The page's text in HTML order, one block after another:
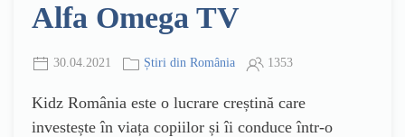
Alfa Omega TV
30.04.2021 Știri din România 1353
Kidz România este o lucrare creștină care
investește în viața copiilor și îi conduce într-o